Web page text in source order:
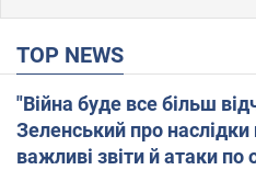
TOP NEWS
"Війна буде все більш
Зеленський про наслідки
важливі звіти й атаки по